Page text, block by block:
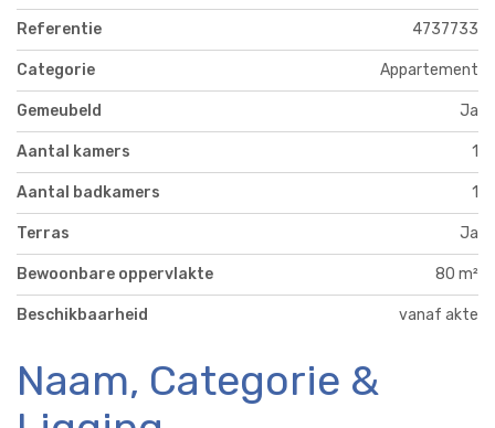
Referentie 4737733
Categorie Appartement
Gemeubeld Ja
Aantal kamers 1
Aantal badkamers 1
Terras Ja
Bewoonbare oppervlakte 80 m²
Beschikbaarheid vanaf akte
Naam, Categorie &